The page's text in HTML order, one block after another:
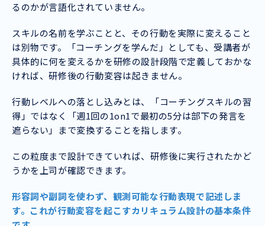
るのかが言語化されていません。
スキルの名前を学ぶことと、その行動を実際に変えること
は別物です。「コーチングを学んだ」としても、受講者が
具体的に何を変えるかを研修の設計段階で定義しておかな
ければ、研修後の行動変容は起きません。
行動レベルへの落とし込みとは、「コーチングスキルの習
得」ではなく「週1回の1on1で最初の5分は部下の発言を
遮らない」まで変換することを指します。
この粒度まで設計できていれば、研修後に実行されたかど
うかを上司が確認できます。
形容詞や副詞を使わず、観測可能な行動表現で記述しま
す。これが行動変容を起こすカリキュラム設計の基本条件